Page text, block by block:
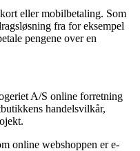
eller mobilbetaling. Som
fra for eksempel
pengene over en
A/S online forretning
handelsvilkår,
online webshoppen er e-